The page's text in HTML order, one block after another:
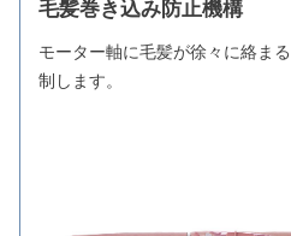
毛髪巻き込み防止機構
モーター軸に毛髪が徐々に絡ま
制します。